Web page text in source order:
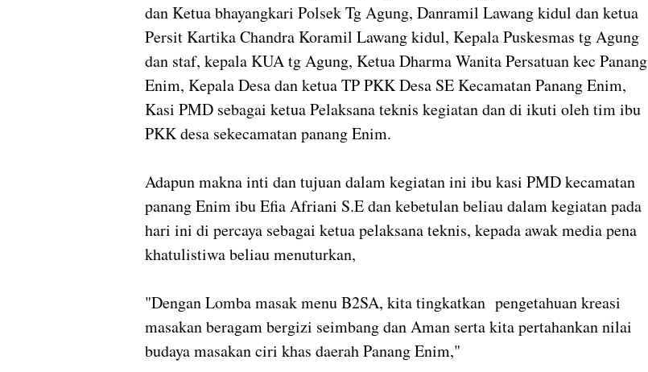
dan Ketua bhayangkari Polsek Tg Agung, Danramil Lawang kidul dan ketua
Persit Kartika Chandra Koramil Lawang kidul, Kepala Puskesmas tg Agung
dan staf, kepala KUA tg Agung, Ketua Dharma Wanita Persatuan kec Panang
Enim, Kepala Desa dan ketua TP PKK Desa SE Kecamatan Panang Enim,
Kasi PMD sebagai ketua Pelaksana teknis kegiatan dan di ikuti oleh tim ibu
PKK desa sekecamatan panang Enim.
Adapun makna inti dan tujuan dalam kegiatan ini ibu kasi PMD kecamatan
panang Enim ibu Efia Afriani S.E dan kebetulan beliau dalam kegiatan pada
hari ini di percaya sebagai ketua pelaksana teknis, kepada awak media pena
khatulistiwa beliau menuturkan,
"Dengan Lomba masak menu B2SA, kita tingkatkan pengetahuan kreasi
masakan beragam bergizi seimbang dan Aman serta kita pertahankan nilai
budaya masakan ciri khas daerah Panang Enim,"